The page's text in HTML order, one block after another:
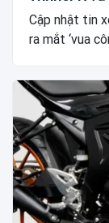
Cập nhật tin
ra mắt ‘vua